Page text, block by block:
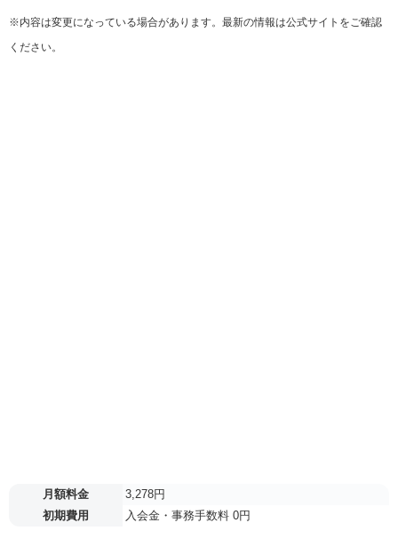
※内容は変更になっている場合があります。最新の情報は公式サイトをご確認
ください。
月額料金
3,278円
初期費用
入会金・事務手数料 0円